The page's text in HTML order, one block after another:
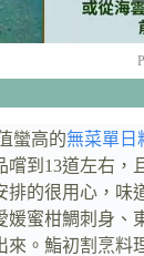
蠻高的無菜單日
到13道左右，
排的很用心，味
媛蜜柑鯛刺身、
來。鮨初割烹料